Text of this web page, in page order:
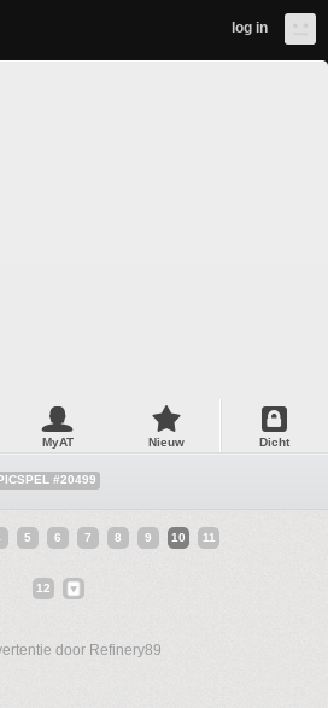
log in
MyAT Nieuw Dicht
#20499
5 6 7 8 9 10 11
12
door Refinery89